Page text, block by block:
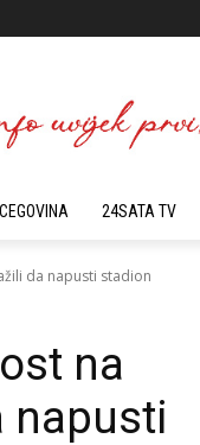
24SATA TV
da napusti stadion
na
napusti